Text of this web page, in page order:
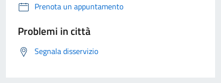
Prenota un appuntamento
Problemi in città
Segnala disservizio